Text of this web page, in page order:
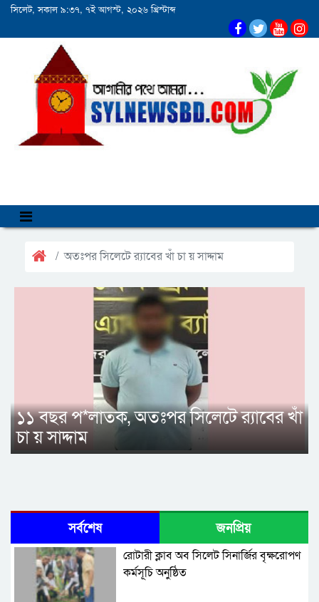
সিলেট, সকাল ৯:৩৭, ৭ই আগস্ট, ২০২৬ খ্রিস্টাব্দ
অতঃপর সিলেটে র‌্যাবের খাঁ চা য় সাদ্দাম
১১ বছর প*লাতক, অতঃপর সিলেটে র‌্যাবের খাঁ
চা য় সাদ্দাম
সর্বশেষ জনপ্রিয়
রোটারী ক্লাব অব সিলেট সিনার্জির বৃক্ষরোপণ
কর্মসূচি অনুষ্ঠিত